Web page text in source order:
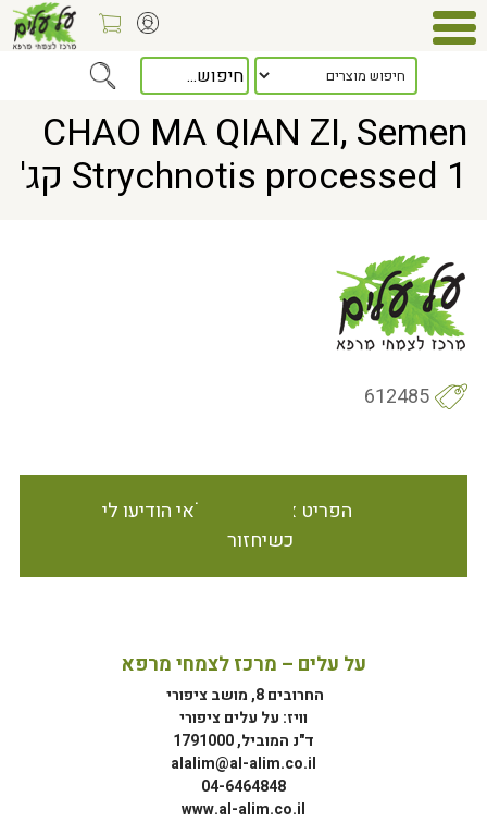
Home> CHAO MA QIAN ZI, Semen Strychnotis processed 1 קג'
CHAO MA QIAN ZI, Semen
Strychnotis processed 1 קג'
612485
הפריט אינו זמין במלאי הודיעו לי
כשיחזור
על עלים – מרכז לצמחי מרפא
החרובים 8, מושב ציפורי
וויז: על עלים ציפורי
ד"נ המוביל, 1791000
alalim@al-alim.co.il
04-6464848
www.al-alim.co.il